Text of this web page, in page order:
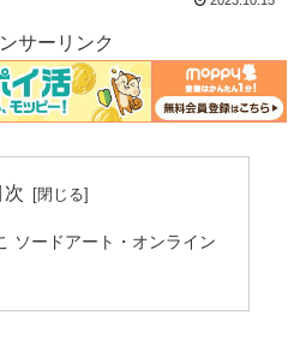
サーリンク
次
ソードアート・オンライン